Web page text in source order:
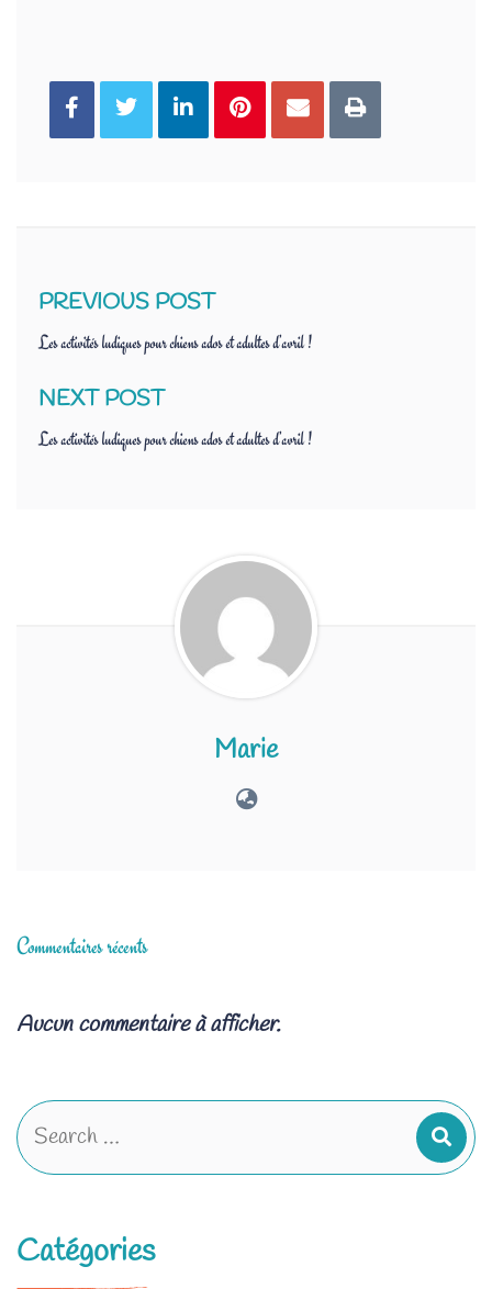
PREVIOUS POST
Les activités ludiques pour chiens ados et adultes d’avril !
NEXT POST
Les activités ludiques pour chiens ados et adultes d’avril !
Marie
Commentaires récents
Aucun commentaire à afficher.
Catégories